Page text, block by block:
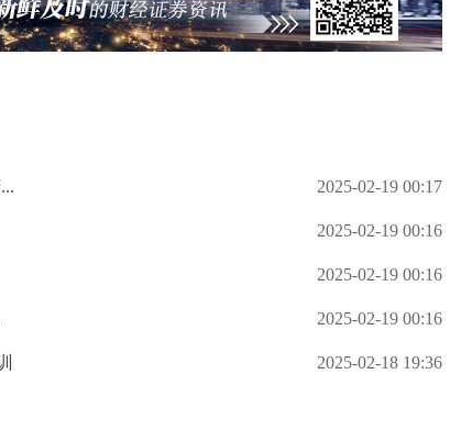
2025-02-19 00:17
2025-02-19 00:16
2025-02-19 00:16
2025-02-19 00:16
2025-02-18 19:36